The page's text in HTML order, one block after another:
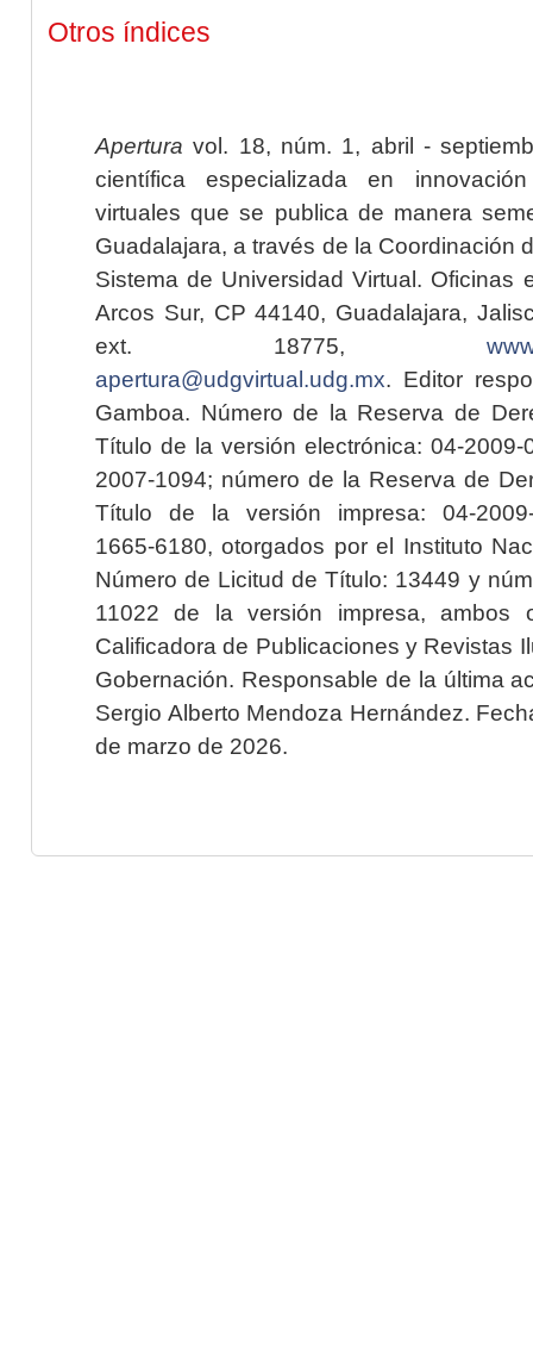
Otros índices
Apertura vol. 18, núm. 1, abril -
científica especializada en
virtuales que se publica de manera
Guadalajara, a través de la Coordinación
Sistema de Universidad Virtual. Oficinas
Arcos Sur, CP 44140, Guadalajara,
ext. 18775,
apertura@udgvirtual.udg.mx. Editor
Gamboa. Número de la Reserva de
Título de la versión electrónica: 04-2009-
2007-1094; número de la Reserva de
Título de la versión impresa: 04-2009-
1665-6180, otorgados por el Instituto
Número de Licitud de Título: 13449 y
11022 de la versión impresa, ambos
Calificadora de Publicaciones y Revistas
Gobernación. Responsable de la última
Sergio Alberto Mendoza Hernández.
de marzo de 2026.